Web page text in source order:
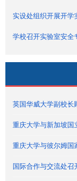
实设处组织开展开学
学校召开实验室安全
英国华威大学副校长
重庆大学与新加坡国
重庆大学与彼尔姆国
国际合作与交流处召